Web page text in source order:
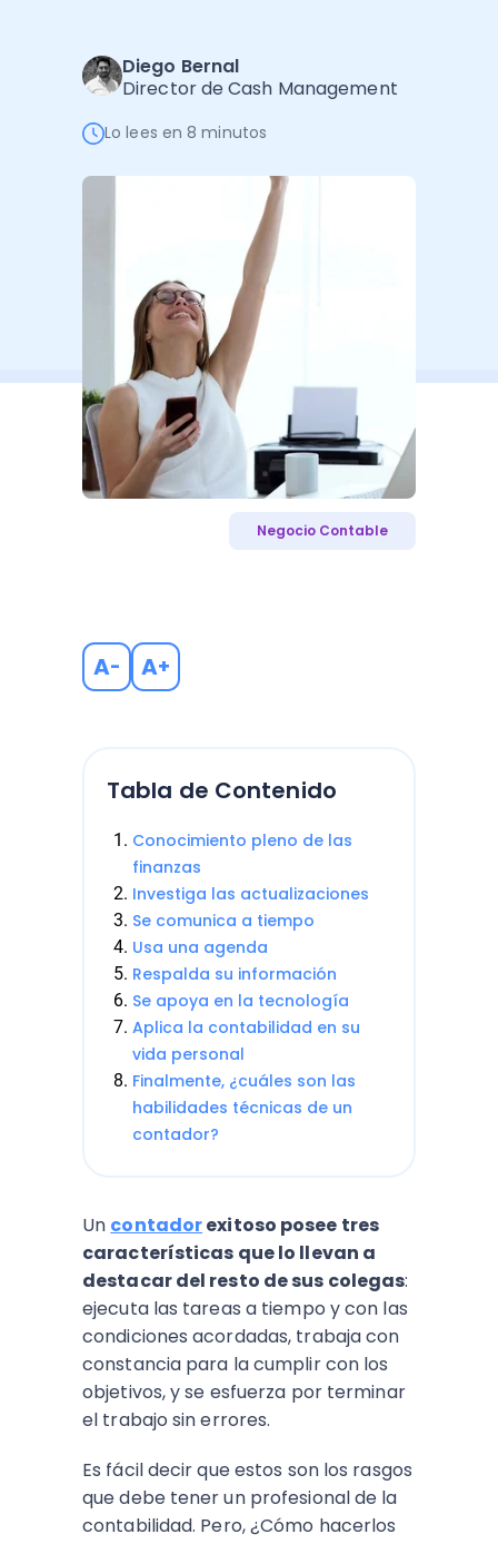
Administración Empresarial
Software Factura y Administración
Autores
Diego Bernal
Director de Cash Management
Lo lees en 8 minutos
Negocio Contable
A- A+
Tabla de Contenido
Conocimiento pleno de las
finanzas
Investiga las actualizaciones
Se comunica a tiempo
Usa una agenda
Respalda su información
Se apoya en la tecnología
Aplica la contabilidad en su
vida personal
Finalmente, ¿cuáles son las
habilidades técnicas de un
contador?
Un contadorexitoso posee tres
características que lo llevan a
destacar del resto de sus colegas:
ejecuta las tareas a tiempo y con las
condiciones acordadas, trabaja con
constancia para la cumplir con los
objetivos, y se esfuerza por terminar
el trabajo sin errores.
Es fácil decir que estos son los rasgos
que debe tener un profesional de la
contabilidad. Pero, ¿Cómo hacerlos